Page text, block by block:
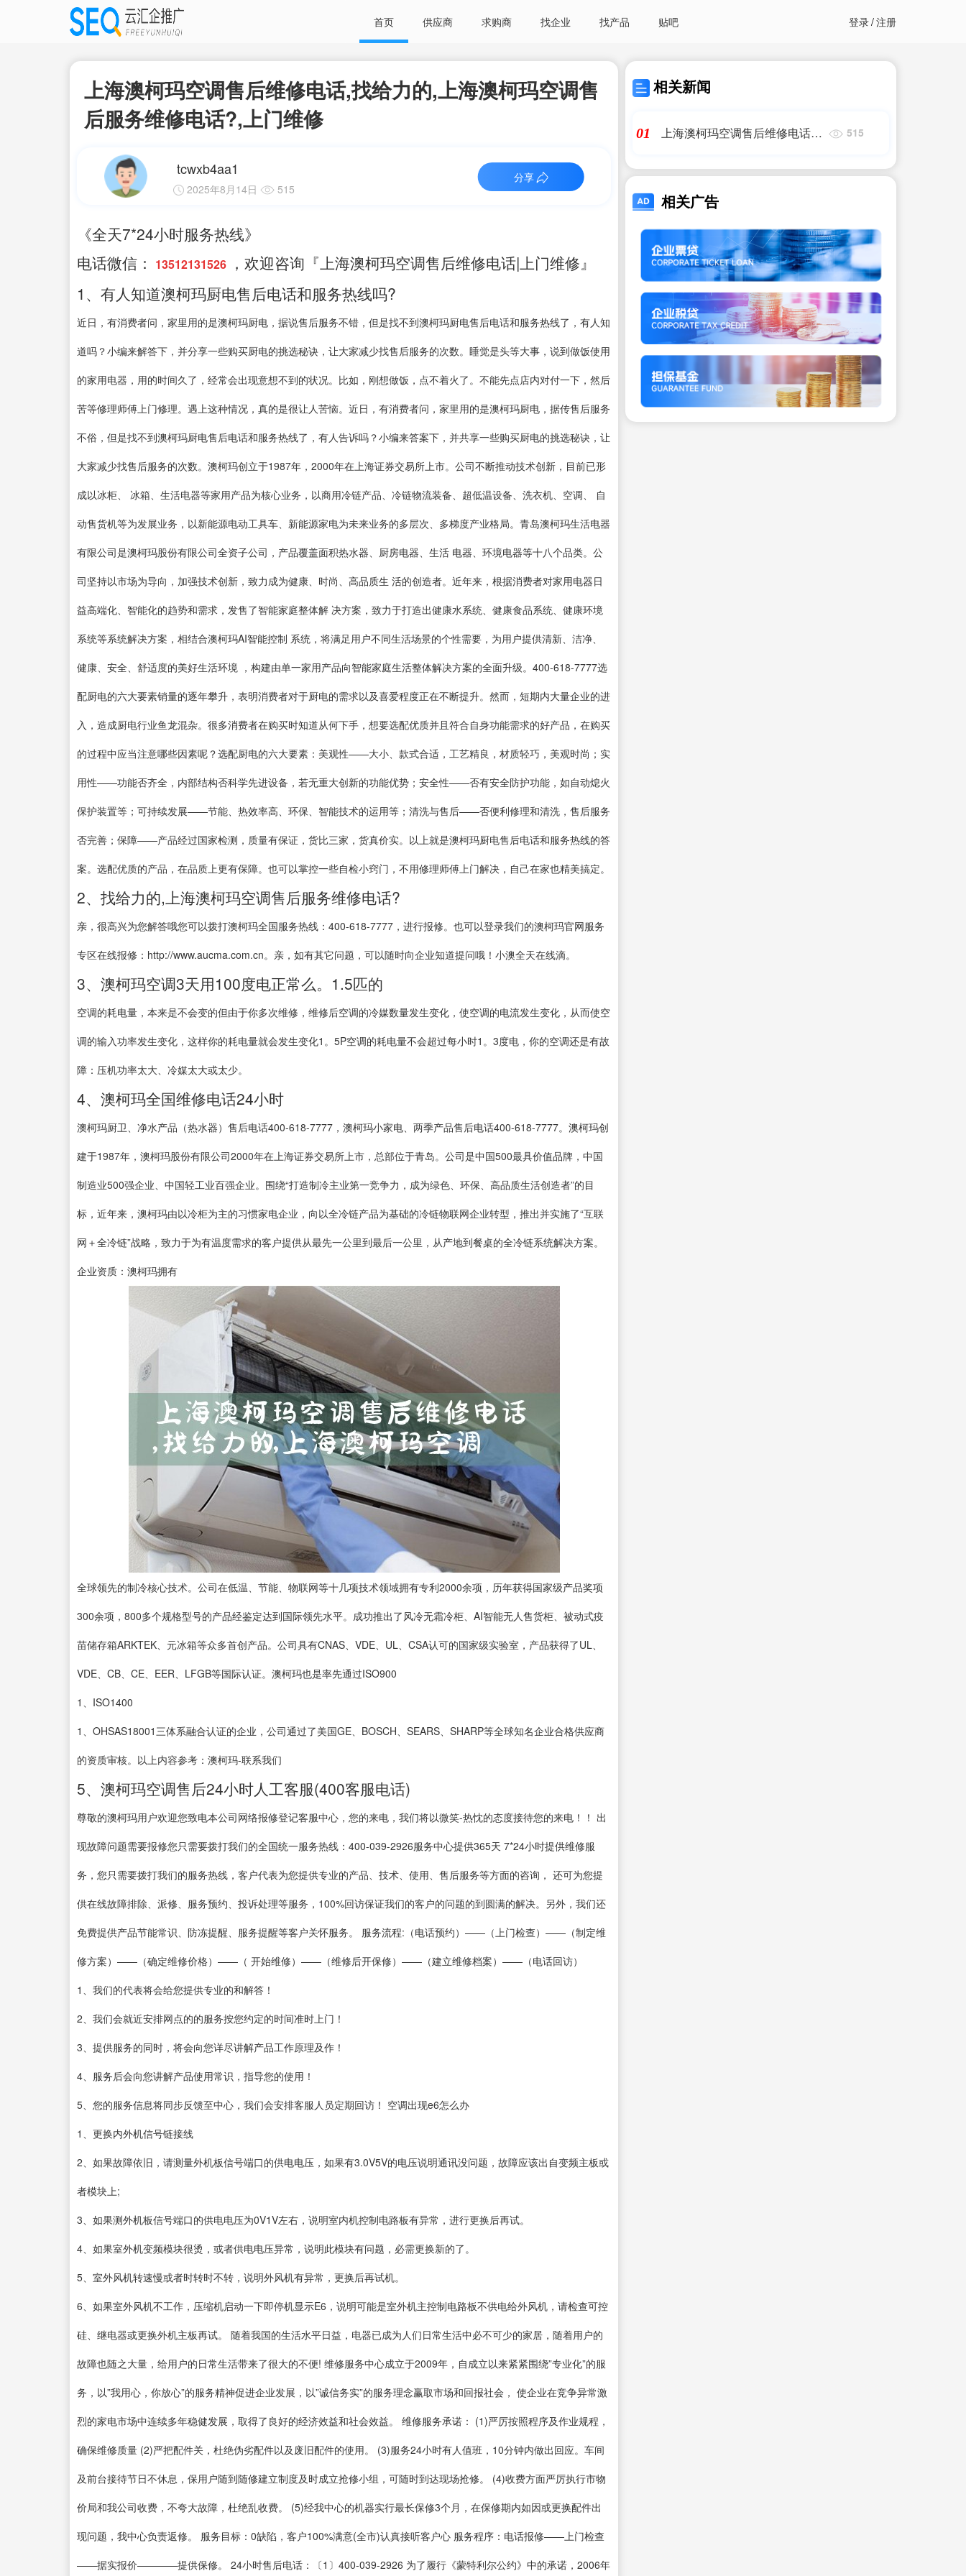
首页 供应商 求购商 找企业 找产品 贴吧 登录/注册
上海澳柯玛空调售后维修电话,找给力的,上海澳柯玛空调售
后服务维修电话?,上门维修
tcwxb4aa1
2025年8月14日 515
分享
《全天7*24小时服务热线》
电话微信：
13512131526 ，欢迎咨询『上海澳柯玛空调售后维修电话|上门维修』
1、有人知道澳柯玛厨电售后电话和服务热线吗?
近日，有消费者问，家里用的是澳柯玛厨电，据说售后服务不错，但是找不到澳柯玛厨电售后电话和服务热线了，有人知
道吗？小编来解答下，并分享一些购买厨电的挑选秘诀，让大家减少找售后服务的次数。睡觉是头等大事，说到做饭使用
的家用电器，用的时间久了，经常会出现意想不到的状况。比如，刚想做饭，点不着火了。不能先点店内对付一下，然后
苦等修理师傅上门修理。遇上这种情况，真的是很让人苦恼。近日，有消费者问，家里用的是澳柯玛厨电，据传售后服务
不俗，但是找不到澳柯玛厨电售后电话和服务热线了，有人告诉吗？小编来答案下，并共享一些购买厨电的挑选秘诀，让
大家减少找售后服务的次数。澳柯玛创立于1987年，2000年在上海证券交易所上市。公司不断推动技术创新，目前已形
成以冰柜、 冰箱、生活电器等家用产品为核心业务，以商用冷链产品、冷链物流装备、超低温设备、洗衣机、空调、 自
动售货机等为发展业务，以新能源电动工具车、新能源家电为未来业务的多层次、多梯度产业格局。青岛澳柯玛生活电器
有限公司是澳柯玛股份有限公司全资子公司，产品覆盖面积热水器、厨房电器、生活 电器、环境电器等十八个品类。公
司坚持以市场为导向，加强技术创新，致力成为健康、时尚、高品质生 活的创造者。近年来，根据消费者对家用电器日
益高端化、智能化的趋势和需求，发售了智能家庭整体解 决方案，致力于打造出健康水系统、健康食品系统、健康环境
系统等系统解决方案，相结合澳柯玛AI智能控制 系统，将满足用户不同生活场景的个性需要，为用户提供清新、洁净、
健康、安全、舒适度的美好生活环境 ，构建由单一家用产品向智能家庭生活整体解决方案的全面升级。400-618-7777选
配厨电的六大要素销量的逐年攀升，表明消费者对于厨电的需求以及喜爱程度正在不断提升。然而，短期内大量企业的进
入，造成厨电行业鱼龙混杂。很多消费者在购买时知道从何下手，想要选配优质并且符合自身功能需求的好产品，在购买
的过程中应当注意哪些因素呢？选配厨电的六大要素：美观性——大小、款式合适，工艺精良，材质轻巧，美观时尚；实
用性——功能否齐全，内部结构否科学先进设备，若无重大创新的功能优势；安全性——否有安全防护功能，如自动熄火
保护装置等；可持续发展——节能、热效率高、环保、智能技术的运用等；清洗与售后——否便利修理和清洗，售后服务
否完善；保障——产品经过国家检测，质量有保证，货比三家，货真价实。以上就是澳柯玛厨电售后电话和服务热线的答
案。选配优质的产品，在品质上更有保障。也可以掌控一些自检小窍门，不用修理师傅上门解决，自己在家也精美搞定。
2、找给力的,上海澳柯玛空调售后服务维修电话?
亲，很高兴为您解答哦您可以拨打澳柯玛全国服务热线：400-618-7777，进行报修。也可以登录我们的澳柯玛官网服务
专区在线报修：http://www.aucma.com.cn。亲，如有其它问题，可以随时向企业知道提问哦！小澳全天在线滴。
3、澳柯玛空调3天用100度电正常么。1.5匹的
空调的耗电量，本来是不会变的但由于你多次维修，维修后空调的冷媒数量发生变化，使空调的电流发生变化，从而使空
调的输入功率发生变化，这样你的耗电量就会发生变化1。5P空调的耗电量不会超过每小时1。3度电，你的空调还是有故
障：压机功率太大、冷媒太大或太少。
4、澳柯玛全国维修电话24小时
澳柯玛厨卫、净水产品（热水器）售后电话400-618-7777，澳柯玛小家电、两季产品售后电话400-618-7777。澳柯玛创
建于1987年，澳柯玛股份有限公司2000年在上海证券交易所上市，总部位于青岛。公司是中国500最具价值品牌，中国
制造业500强企业、中国轻工业百强企业。围绕“打造制冷主业第一竞争力，成为绿色、环保、高品质生活创造者”的目
标，近年来，澳柯玛由以冷柜为主的习惯家电企业，向以全冷链产品为基础的冷链物联网企业转型，推出并实施了“互联
网＋全冷链”战略，致力于为有温度需求的客户提供从最先一公里到最后一公里，从产地到餐桌的全冷链系统解决方案。
企业资质：澳柯玛拥有
全球领先的制冷核心技术。公司在低温、节能、物联网等十几项技术领域拥有专利2000余项，历年获得国家级产品奖项
300余项，800多个规格型号的产品经鉴定达到国际领先水平。成功推出了风冷无霜冷柜、AI智能无人售货柜、被动式疫
苗储存箱ARKTEK、元冰箱等众多首创产品。公司具有CNAS、VDE、UL、CSA认可的国家级实验室，产品获得了UL、
VDE、CB、CE、EER、LFGB等国际认证。澳柯玛也是率先通过ISO900
1、ISO1400
1、OHSAS18001三体系融合认证的企业，公司通过了美国GE、BOSCH、SEARS、SHARP等全球知名企业合格供应商
的资质审核。以上内容参考：澳柯玛-联系我们
5、澳柯玛空调售后24小时人工客服(400客服电话)
尊敬的澳柯玛用户欢迎您致电本公司网络报修登记客服中心，您的来电，我们将以微笑-热忱的态度接待您的来电！！ 出
现故障问题需要报修您只需要拨打我们的全国统一服务热线：400-039-2926服务中心提供365天 7*24小时提供维修服
务，您只需要拨打我们的服务热线，客户代表为您提供专业的产品、技术、使用、售后服务等方面的咨询， 还可为您提
供在线故障排除、派修、服务预约、投诉处理等服务，100%回访保证我们的客户的问题的到圆满的解决。另外，我们还
免费提供产品节能常识、防冻提醒、服务提醒等客户关怀服务。 服务流程:（电话预约）——（上门检查）——（制定维
修方案）——（确定维修价格）——（ 开始维修）——（维修后开保修）——（建立维修档案）——（电话回访）
1、我们的代表将会给您提供专业的和解答！
2、我们会就近安排网点的的服务按您约定的时间准时上门！
3、提供服务的同时，将会向您详尽讲解产品工作原理及作！
4、服务后会向您讲解产品使用常识，指导您的使用！
5、您的服务信息将同步反馈至中心，我们会安排客服人员定期回访！ 空调出现e6怎么办
1、更换内外机信号链接线
2、如果故障依旧，请测量外机板信号端口的供电电压，如果有3.0V5V的电压说明通讯没问题，故障应该出自变频主板或
者模块上;
3、如果测外机板信号端口的供电电压为0V1V左右，说明室内机控制电路板有异常，进行更换后再试。
4、如果室外机变频模块很烫，或者供电电压异常，说明此模块有问题，必需更换新的了。
5、室外风机转速慢或者时转时不转，说明外风机有异常，更换后再试机。
6、如果室外风机不工作，压缩机启动一下即停机显示E6，说明可能是室外机主控制电路板不供电给外风机，请检查可控
硅、继电器或更换外机主板再试。 随着我国的生活水平日益，电器已成为人们日常生活中必不可少的家居，随着用户的
故障也随之大量，给用户的日常生活带来了很大的不便! 维修服务中心成立于2009年，自成立以来紧紧围绕”专业化”的服
务，以”我用心，你放心”的服务精神促进企业发展，以”诚信务实”的服务理念赢取市场和回报社会， 使企业在竞争异常激
烈的家电市场中连续多年稳健发展，取得了良好的经济效益和社会效益。 维修服务承诺： (1)严厉按照程序及作业规程，
确保维修质量 (2)严把配件关，杜绝伪劣配件以及废旧配件的使用。 (3)服务24小时有人值班，10分钟内做出回应。车间
及前台接待节日不休息，保用户随到随修建立制度及时成立抢修小组，可随时到达现场抢修。 (4)收费方面严厉执行市物
价局和我公司收费，不夸大故障，杜绝乱收费。 (5)经我中心的机器实行最长保修3个月，在保修期内如因或更换配件出
现问题，我中心负责返修。 服务目标：0缺陷，客户100%满意(全市)认真接听客户心 服务程序：电话报修——上门检查
——据实报价————提供保修。 24小时售后电话：〔1〕400-039-2926 为了履行《蒙特利尔公约》中的承诺，2006年
相关新闻
01
上海澳柯玛空调售后维修电话,
服务维修电话?,上门维修
515
相关广告